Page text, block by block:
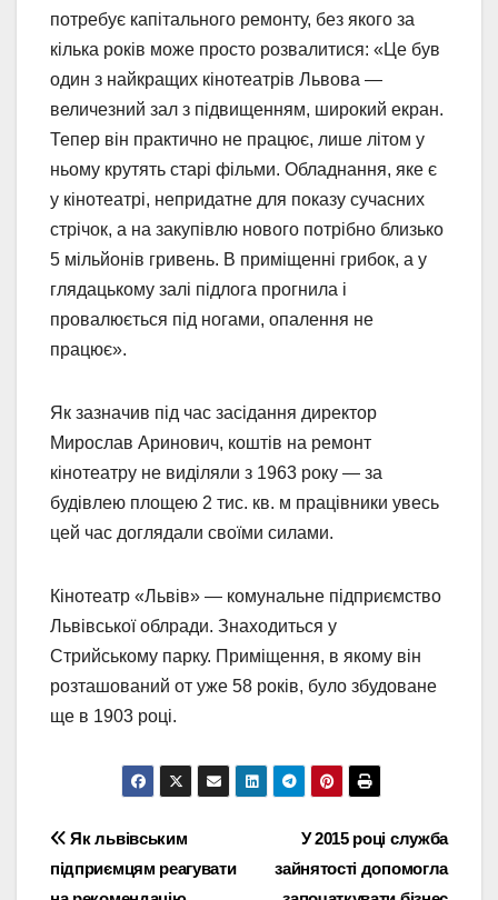
потребує капітального ремонту, без якого за
кілька років може просто розвалитися: «Це був
один з найкращих кінотеатрів Львова —
величезний зал з підвищенням, широкий екран.
Тепер він практично не працює, лише літом у
ньому крутять старі фільми. Обладнання, яке є
у кінотеатрі, непридатне для показу сучасних
стрічок, а на закупівлю нового потрібно близько
5 мільйонів гривень. В приміщенні грибок, а у
глядацькому залі підлога прогнила і
провалюється під ногами, опалення не
працює».
Як зазначив під час засідання директор
Мирослав Аринович, коштів на ремонт
кінотеатру не виділяли з 1963 року — за
будівлею площею 2 тис. кв. м працівники увесь
цей час доглядали своїми силами.
Кінотеатр «Львів» — комунальне підприємство
Львівської облради. Знаходиться у
Стрийському парку. Приміщення, в якому він
розташований от уже 58 років, було збудоване
ще в 1903 році.
Навігація
записів
У 2015 році служба
зайнятості допомогла
Як львівським
підприємцям реагувати